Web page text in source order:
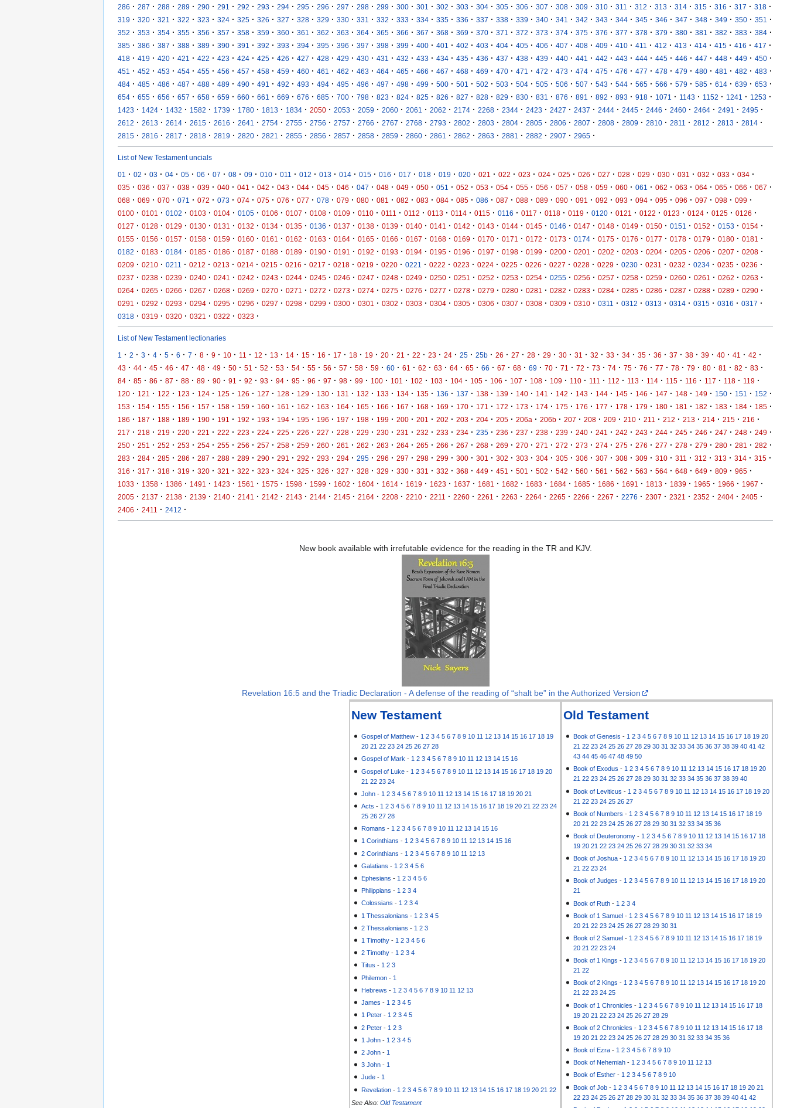
286 · 287 · 288 · 289 · 290 · 291 · 292 · 293 · 294 · 295 · 296 · 297 · 298 · 299 · 300 · 301 · 302 · 303 · 304 · 305 · 306 · 307 · 308 · 309 · 310 · 311 · 312 · 313 · 314 · 315 · 316 · 317 · 318 ·
319 · 320 · 321 · 322 · 323 · 324 · 325 · 326 · 327 · 328 · 329 · 330 · 331 · 332 · 333 · 334 · 335 · 336 · 337 · 338 · 339 · 340 · 341 · 342 · 343 · 344 · 345 · 346 · 347 · 348 · 349 · 350 · 351 ·
352 · 353 · 354 · 355 · 356 · 357 · 358 · 359 · 360 · 361 · 362 · 363 · 364 · 365 · 366 · 367 · 368 · 369 · 370 · 371 · 372 · 373 · 374 · 375 · 376 · 377 · 378 · 379 · 380 · 381 · 382 · 383 · 384 ·
385 · 386 · 387 · 388 · 389 · 390 · 391 · 392 · 393 · 394 · 395 · 396 · 397 · 398 · 399 · 400 · 401 · 402 · 403 · 404 · 405 · 406 · 407 · 408 · 409 · 410 · 411 · 412 · 413 · 414 · 415 · 416 · 417 ·
418 · 419 · 420 · 421 · 422 · 423 · 424 · 425 · 426 · 427 · 428 · 429 · 430 · 431 · 432 · 433 · 434 · 435 · 436 · 437 · 438 · 439 · 440 · 441 · 442 · 443 · 444 · 445 · 446 · 447 · 448 · 449 · 450 ·
451 · 452 · 453 · 454 · 455 · 456 · 457 · 458 · 459 · 460 · 461 · 462 · 463 · 464 · 465 · 466 · 467 · 468 · 469 · 470 · 471 · 472 · 473 · 474 · 475 · 476 · 477 · 478 · 479 · 480 · 481 · 482 · 483 ·
484 · 485 · 486 · 487 · 488 · 489 · 490 · 491 · 492 · 493 · 494 · 495 · 496 · 497 · 498 · 499 · 500 · 501 · 502 · 503 · 504 · 505 · 506 · 507 · 543 · 544 · 565 · 566 · 579 · 585 · 614 · 639 · 653 ·
654 · 655 · 656 · 657 · 658 · 659 · 660 · 661 · 669 · 676 · 685 · 700 · 798 · 823 · 824 · 825 · 826 · 827 · 828 · 829 · 830 · 831 · 876 · 891 · 892 · 893 · 918 · 1071 · 1143 · 1152 · 1241 · 1253 ·
1423 · 1424 · 1432 · 1582 · 1739 · 1780 · 1813 · 1834 · 2050 · 2053 · 2059 · 2060 · 2061 · 2062 · 2174 · 2268 · 2344 · 2423 · 2427 · 2437 · 2444 · 2445 · 2446 · 2460 · 2464 · 2491 · 2495 ·
2612 · 2613 · 2614 · 2615 · 2616 · 2641 · 2754 · 2755 · 2756 · 2757 · 2766 · 2767 · 2768 · 2793 · 2802 · 2803 · 2804 · 2805 · 2806 · 2807 · 2808 · 2809 · 2810 · 2811 · 2812 · 2813 · 2814 ·
2815 · 2816 · 2817 · 2818 · 2819 · 2820 · 2821 · 2855 · 2856 · 2857 · 2858 · 2859 · 2860 · 2861 · 2862 · 2863 · 2881 · 2882 · 2907 · 2965 ·
List of New Testament uncials
01 · 02 · 03 · 04 · 05 · 06 · 07 · 08 · 09 · 010 · 011 · 012 · 013 · 014 · 015 · 016 · 017 · 018 · 019 · 020 · 021 · 022 · 023 · 024 · 025 · 026 · 027 · 028 · 029 · 030 · 031 · 032 · 033 · 034 ·
035 · 036 · 037 · 038 · 039 · 040 · 041 · 042 · 043 · 044 · 045 · 046 · 047 · 048 · 049 · 050 · 051 · 052 · 053 · 054 · 055 · 056 · 057 · 058 · 059 · 060 · 061 · 062 · 063 · 064 · 065 · 066 · 067 ·
068 · 069 · 070 · 071 · 072 · 073 · 074 · 075 · 076 · 077 · 078 · 079 · 080 · 081 · 082 · 083 · 084 · 085 · 086 · 087 · 088 · 089 · 090 · 091 · 092 · 093 · 094 · 095 · 096 · 097 · 098 · 099 ·
0100 · 0101 · 0102 · 0103 · 0104 · 0105 · 0106 · 0107 · 0108 · 0109 · 0110 · 0111 · 0112 · 0113 · 0114 · 0115 · 0116 · 0117 · 0118 · 0119 · 0120 · 0121 · 0122 · 0123 · 0124 · 0125 · 0126 ·
0127 · 0128 · 0129 · 0130 · 0131 · 0132 · 0134 · 0135 · 0136 · 0137 · 0138 · 0139 · 0140 · 0141 · 0142 · 0143 · 0144 · 0145 · 0146 · 0147 · 0148 · 0149 · 0150 · 0151 · 0152 · 0153 · 0154 ·
0155 · 0156 · 0157 · 0158 · 0159 · 0160 · 0161 · 0162 · 0163 · 0164 · 0165 · 0166 · 0167 · 0168 · 0169 · 0170 · 0171 · 0172 · 0173 · 0174 · 0175 · 0176 · 0177 · 0178 · 0179 · 0180 · 0181 ·
0182 · 0183 · 0184 · 0185 · 0186 · 0187 · 0188 · 0189 · 0190 · 0191 · 0192 · 0193 · 0194 · 0195 · 0196 · 0197 · 0198 · 0199 · 0200 · 0201 · 0202 · 0203 · 0204 · 0205 · 0206 · 0207 · 0208 ·
0209 · 0210 · 0211 · 0212 · 0213 · 0214 · 0215 · 0216 · 0217 · 0218 · 0219 · 0220 · 0221 · 0222 · 0223 · 0224 · 0225 · 0226 · 0227 · 0228 · 0229 · 0230 · 0231 · 0232 · 0234 · 0235 · 0236 ·
0237 · 0238 · 0239 · 0240 · 0241 · 0242 · 0243 · 0244 · 0245 · 0246 · 0247 · 0248 · 0249 · 0250 · 0251 · 0252 · 0253 · 0254 · 0255 · 0256 · 0257 · 0258 · 0259 · 0260 · 0261 · 0262 · 0263 ·
0264 · 0265 · 0266 · 0267 · 0268 · 0269 · 0270 · 0271 · 0272 · 0273 · 0274 · 0275 · 0276 · 0277 · 0278 · 0279 · 0280 · 0281 · 0282 · 0283 · 0284 · 0285 · 0286 · 0287 · 0288 · 0289 · 0290 ·
0291 · 0292 · 0293 · 0294 · 0295 · 0296 · 0297 · 0298 · 0299 · 0300 · 0301 · 0302 · 0303 · 0304 · 0305 · 0306 · 0307 · 0308 · 0309 · 0310 · 0311 · 0312 · 0313 · 0314 · 0315 · 0316 · 0317 ·
0318 · 0319 · 0320 · 0321 · 0322 · 0323 ·
List of New Testament lectionaries
1 · 2 · 3 · 4 · 5 · 6 · 7 · 8 · 9 · 10 · 11 · 12 · 13 · 14 · 15 · 16 · 17 · 18 · 19 · 20 · 21 · 22 · 23 · 24 · 25 · 25b · 26 · 27 · 28 · 29 · 30 · 31 · 32 · 33 · 34 · 35 · 36 · 37 · 38 · 39 · 40 · 41 · 42 ·
43 · 44 · 45 · 46 · 47 · 48 · 49 · 50 · 51 · 52 · 53 · 54 · 55 · 56 · 57 · 58 · 59 · 60 · 61 · 62 · 63 · 64 · 65 · 66 · 67 · 68 · 69 · 70 · 71 · 72 · 73 · 74 · 75 · 76 · 77 · 78 · 79 · 80 · 81 · 82 · 83 ·
84 · 85 · 86 · 87 · 88 · 89 · 90 · 91 · 92 · 93 · 94 · 95 · 96 · 97 · 98 · 99 · 100 · 101 · 102 · 103 · 104 · 105 · 106 · 107 · 108 · 109 · 110 · 111 · 112 · 113 · 114 · 115 · 116 · 117 · 118 · 119 ·
120 · 121 · 122 · 123 · 124 · 125 · 126 · 127 · 128 · 129 · 130 · 131 · 132 · 133 · 134 · 135 · 136 · 137 · 138 · 139 · 140 · 141 · 142 · 143 · 144 · 145 · 146 · 147 · 148 · 149 · 150 · 151 · 152 ·
153 · 154 · 155 · 156 · 157 · 158 · 159 · 160 · 161 · 162 · 163 · 164 · 165 · 166 · 167 · 168 · 169 · 170 · 171 · 172 · 173 · 174 · 175 · 176 · 177 · 178 · 179 · 180 · 181 · 182 · 183 · 184 · 185 ·
186 · 187 · 188 · 189 · 190 · 191 · 192 · 193 · 194 · 195 · 196 · 197 · 198 · 199 · 200 · 201 · 202 · 203 · 204 · 205 · 206a · 206b · 207 · 208 · 209 · 210 · 211 · 212 · 213 · 214 · 215 · 216 ·
217 · 218 · 219 · 220 · 221 · 222 · 223 · 224 · 225 · 226 · 227 · 228 · 229 · 230 · 231 · 232 · 233 · 234 · 235 · 236 · 237 · 238 · 239 · 240 · 241 · 242 · 243 · 244 · 245 · 246 · 247 · 248 · 249 ·
250 · 251 · 252 · 253 · 254 · 255 · 256 · 257 · 258 · 259 · 260 · 261 · 262 · 263 · 264 · 265 · 266 · 267 · 268 · 269 · 270 · 271 · 272 · 273 · 274 · 275 · 276 · 277 · 278 · 279 · 280 · 281 · 282 ·
283 · 284 · 285 · 286 · 287 · 288 · 289 · 290 · 291 · 292 · 293 · 294 · 295 · 296 · 297 · 298 · 299 · 300 · 301 · 302 · 303 · 304 · 305 · 306 · 307 · 308 · 309 · 310 · 311 · 312 · 313 · 314 · 315 ·
316 · 317 · 318 · 319 · 320 · 321 · 322 · 323 · 324 · 325 · 326 · 327 · 328 · 329 · 330 · 331 · 332 · 368 · 449 · 451 · 501 · 502 · 542 · 560 · 561 · 562 · 563 · 564 · 648 · 649 · 809 · 965 ·
1033 · 1358 · 1386 · 1491 · 1423 · 1561 · 1575 · 1598 · 1599 · 1602 · 1604 · 1614 · 1619 · 1623 · 1637 · 1681 · 1682 · 1683 · 1684 · 1685 · 1686 · 1691 · 1813 · 1839 · 1965 · 1966 · 1967 ·
2005 · 2137 · 2138 · 2139 · 2140 · 2141 · 2142 · 2143 · 2144 · 2145 · 2164 · 2208 · 2210 · 2211 · 2260 · 2261 · 2263 · 2264 · 2265 · 2266 · 2267 · 2276 · 2307 · 2321 · 2352 · 2404 · 2405 ·
2406 · 2411 · 2412 ·
New book available with irrefutable evidence for the reading in the TR and KJV.
Revelation 16:5 and the Triadic Declaration - A defense of the reading of “shalt be” in the Authorized Version
Old Testament
Book of Genesis - 1 2 3 4 5 6 7 8 9 10 11 12 13 14 15 16 17 18 19 20
21 22 23 24 25 26 27 28 29 30 31 32 33 34 35 36 37 38 39 40 41 42
43 44 45 46 47 48 49 50
Book of Exodus -1 2 3 4 5 6 7 8 9 10 11 12 13 14 15 16 17 18 19 20
21 22 23 24 25 26 27 28 29 30 31 32 33 34 35 36 37 38 39 40
Book of Leviticus - 1 2 3 4 5 6 7 8 9 10 11 12 13 14 15 16 17 18 19 20
21 22 23 24 25 26 27
Book of Numbers - 1 2 3 4 5 6 7 8 9 10 11 12 13 14 15 16 17 18 19
20 21 22 23 24 25 26 27 28 29 30 31 32 33 34 35 36
Book of Deuteronomy - 1 2 3 4 5 6 7 8 9 10 11 12 13 14 15 16 17 18
19 20 21 22 23 24 25 26 27 28 29 30 31 32 33 34
Book of Joshua - 1 2 3 4 5 6 7 8 9 10 11 12 13 14 15 16 17 18 19 20
21 22 23 24
Book of Judges -1 2 3 4 5 6 7 8 9 10 11 12 13 14 15 16 17 18 19 20
21
Book of Ruth - 1 2 3 4
Book of 1 Samuel - 1 2 3 4 5 6 7 8 9 10 11 12 13 14 15 16 17 18 19
20 21 22 23 24 25 26 27 28 29 30 31
Book of 2 Samuel - 1 2 3 4 5 6 7 8 9 10 11 12 13 14 15 16 17 18 19
20 21 22 23 24
Book of 1 Kings - 1 2 3 4 5 6 7 8 9 10 11 12 13 14 15 16 17 18 19 20
21 22
Book of 2 Kings -1 2 3 4 5 6 7 8 9 10 11 12 13 14 15 16 17 18 19 20
21 22 23 24 25
Book of 1 Chronicles - 1 2 3 4 5 6 7 8 9 10 11 12 13 14 15 16 17 18
19 20 21 22 23 24 25 26 27 28 29
Book of 2 Chronicles - 1 2 3 4 5 6 7 8 9 10 11 12 13 14 15 16 17 18
19 20 21 22 23 24 25 26 27 28 29 30 31 32 33 34 35 36
Book of Ezra - 1 2 3 4 5 6 7 8 9 10
Book of Nehemiah - 1 2 3 4 5 6 7 8 9 10 11 12 13
Book of Esther -1 2 3 4 5 6 7 8 9 10
Book of Job - 1 2 3 4 5 6 7 8 9 10 11 12 13 14 15 16 17 18 19 20 21
22 23 24 25 26 27 28 29 30 31 32 33 34 35 36 37 38 39 40 41 42
New Testament
Gospel of Matthew - 1 2 3 4 5 6 7 8 9 10 11 12 13 14 15 16 17 18 19
20 21 22 23 24 25 26 27 28
Gospel of Mark -1 2 3 4 5 6 7 8 9 10 11 12 13 14 15 16
Gospel of Luke - 1 2 3 4 5 6 7 8 9 10 11 12 13 14 15 16 17 18 19 20
21 22 23 24
John - 1 2 3 4 5 6 7 8 9 10 11 12 13 14 15 16 17 18 19 20 21
Acts - 1 2 3 4 5 6 7 8 9 10 11 12 13 14 15 16 17 18 19 20 21 22 23 24
25 26 27 28
Romans - 1 2 3 4 5 6 7 8 9 10 11 12 13 14 15 16
1 Corinthians -1 2 3 4 5 6 7 8 9 10 11 12 13 14 15 16
2 Corinthians - 1 2 3 4 5 6 7 8 9 10 11 12 13
Galatians - 1 2 3 4 5 6
Ephesians - 1 2 3 4 5 6
Philippians - 1 2 3 4
Colossians -1 2 3 4
1 Thessalonians - 1 2 3 4 5
2 Thessalonians - 1 2 3
1 Timothy - 1 2 3 4 5 6
2 Timothy - 1 2 3 4
Titus -1 2 3
Philemon - 1
Hebrews - 1 2 3 4 5 6 7 8 9 10 11 12 13
James - 1 2 3 4 5
1 Peter - 1 2 3 4 5
2 Peter - 1 2 3
1 John - 1 2 3 4 5
2 John - 1
3 John - 1
Jude - 1
Revelation - 1 2 3 4 5 6 7 8 9 10 11 12 13 14 15 16 17 18 19 20 21 22
See Also: Old Testament